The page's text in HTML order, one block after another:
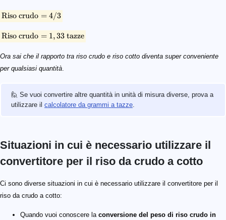
Riso crudo = 4/3
Riso crudo = 1,33 tazze
Ora sai che il rapporto tra riso crudo e riso cotto diventa super conveniente
per qualsiasi quantità.
🙋 Se vuoi convertire altre quantità in unità di misura diverse, prova a
utilizzare il calcolatore da grammi a tazze.
Situazioni in cui è necessario utilizzare il
convertitore per il riso da crudo a cotto
Ci sono diverse situazioni in cui è necessario utilizzare il convertitore per il
riso da crudo a cotto:
Quando vuoi conoscere la conversione del peso di riso crudo in